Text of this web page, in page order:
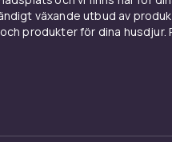
Elektriska
forma och
Det finns
växande utbud av
produkter för dina husdjur.